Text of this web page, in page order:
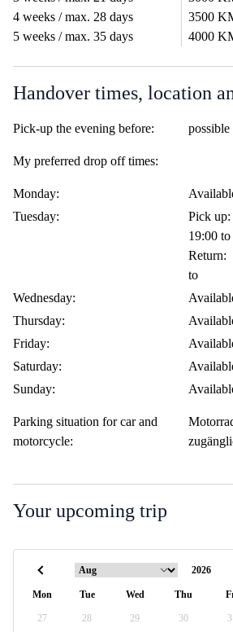
4 weeks / max. 28 days
3500
5 weeks / max. 35 days
4000
Handover times, location
Pick-up the evening before: possible
My preferred drop off times:
Monday:
Tuesday:
Pick up:
19:00
Return:
to
Wednesday:
Thursday:
Friday:
Saturday:
Sunday:
Parking situation for car and
motorcycle:
Your upcoming trip
Mon Tue Wed Thu
27 28 29 30